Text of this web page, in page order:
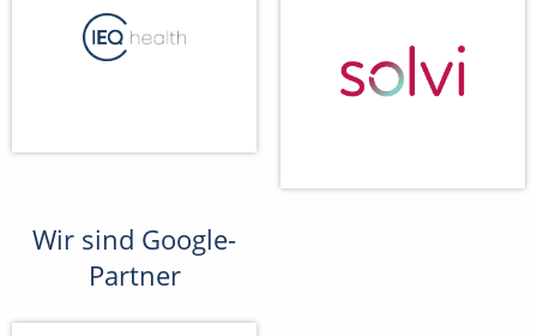
Wir sind Google-
Partner